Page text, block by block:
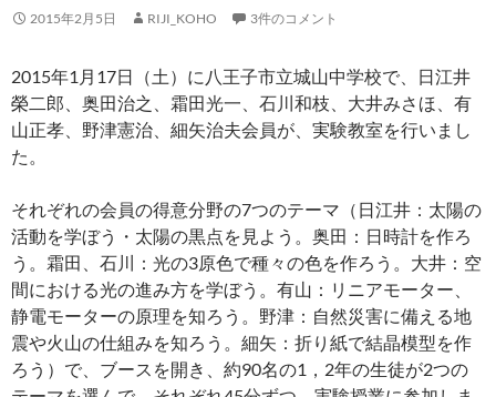
2015年2月5日 RIJI_KOHO 3件のコメント
2015年1月17日（土）に八王子市立城山中学校で、日江井
榮二郎、奥田治之、霜田光一、石川和枝、大井みさほ、有
山正孝、野津憲治、細矢治夫会員が、実験教室を行いまし
た。
それぞれの会員の得意分野の7つのテーマ（日江井：太陽の
活動を学ぼう・太陽の黒点を見よう。奥田：日時計を作ろ
う。霜田、石川：光の3原色で種々の色を作ろう。大井：空
間における光の進み方を学ぼう。有山：リニアモーター、
静電モーターの原理を知ろう。野津：自然災害に備える地
震や火山の仕組みを知ろう。細矢：折り紙で結晶模型を作
ろう）で、ブースを開き、約90名の1，2年の生徒が2つの